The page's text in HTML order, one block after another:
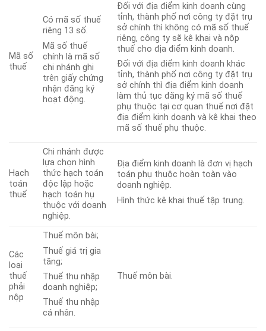
Mã số
thuế
Có mã số thuế
riêng 13 số.
Mã số thuế
chính là mã số
chi nhánh ghi
trên giấy chứng
nhận đăng ký
hoạt động.
Đối với địa điểm kinh doanh cùng
tỉnh, thành phố nơi công ty đặt trụ
sở chính thì không có mã số thuế
riêng, công ty sẽ kê khai và nộp
thuế cho địa điểm kinh doanh.
Đối với địa điểm kinh doanh khác
tỉnh, thành phố nơi công ty đặt trụ
sở chính thì địa điểm kinh doanh
làm thủ tục đăng ký mã số thuế
phụ thuộc tại cơ quan thuế nơi đặt
địa điểm kinh doanh và kê khai theo
mã số thuế phụ thuộc.
Hạch
toán
thuế
Chi nhánh được
lựa chọn hình
thức hạch toán
độc lập hoặc
hạch toán hụ
thuộc với doanh
nghiệp.
Địa điểm kinh doanh là đơn vị hạch
toán phụ thuộc hoàn toàn vào
doanh nghiệp.
Hình thức kê khai thuế tập trung.
Các
loại
thuế
phải
nộp
Thuế môn bài;
Thuế giá trị gia
tăng;
Thuế thu nhập
doanh nghiệp;
Thuế thu nhập
cá nhân.
Thuế môn bài.